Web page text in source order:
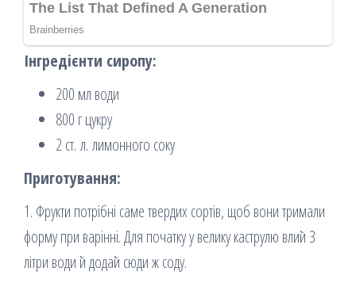
Інгредієнти сиропу:
200 мл води
800 г цукру
2 ст. л. лимонного соку
Приготування:
1. Фрукти потрібні саме твердих сортів, щоб вони тримали
форму при варінні. Для початку у велику каструлю влий 3
літри води й додай сюди ж соду.